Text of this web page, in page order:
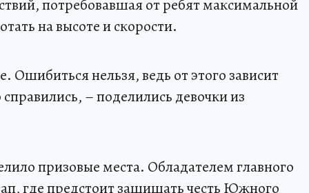
потребовавшая от ребят максимальной
на высоте и скорости.
Ошибиться нельзя, ведь от этого зависит
– поделились девочки из
призовые места. Обладателем главного
где предстоит защищать честь Южного